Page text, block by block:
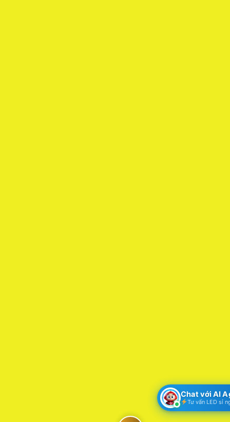
Chat với AI
Tư vấn LED sỉ